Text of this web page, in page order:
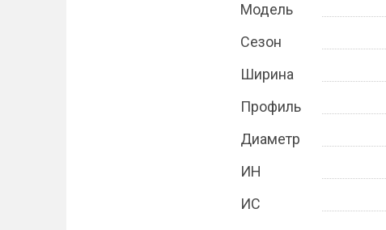
Модель
Сезон
Ширина
Профиль
Диаметр
ИН
ИС